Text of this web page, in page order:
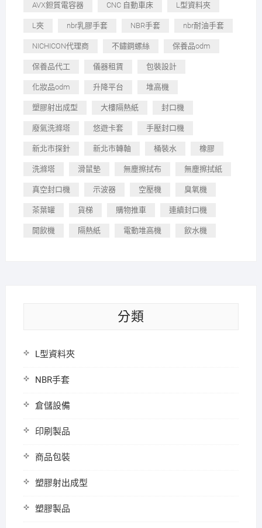
AVX鉭質電容器 CNC 自動車床 L型資料夾
L夾 nbr乳膠手套 NBR手套 nbr耐油手套
NICHICON代理商 不鏽鋼螺絲 保養品odm
保養品代工 儀器租賃 包裝設計
化妝品odm 升降平台 堆高機
塑膠射出成型 大樓隔熱紙 封口機
廢氣洗滌塔 悠遊卡套 手壓封口機
新北市探針 新北市轉軸 桶裝水 橡膠
洗滌塔 滑鼠墊 無塵擦拭布 無塵擦拭紙
真空封口機 示波器 空壓機 臭氧機
茶葉罐 貨梯 購物推車 連續封口機
開飲機 隔熱紙 電動堆高機 飲水機
分類
L型資料夾
NBR手套
倉儲設備
印刷製品
商品包裝
塑膠射出成型
塑膠製品